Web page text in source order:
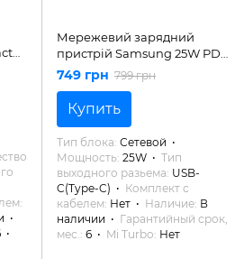
Мережевий зарядний
пристрій Samsung 25W PD
Power Adapter (w/o cable)
White (EP-T2510)
749 грн 799 грн
Купить
Тип блока Сетевой
Мощность 25W
Тип
выходного разьема USB-
C(Type-C)
Комплект с
кабелем Нет Наличие В
наличии
Гарантийный срок,
мес. 6 Mi Turbo Нет